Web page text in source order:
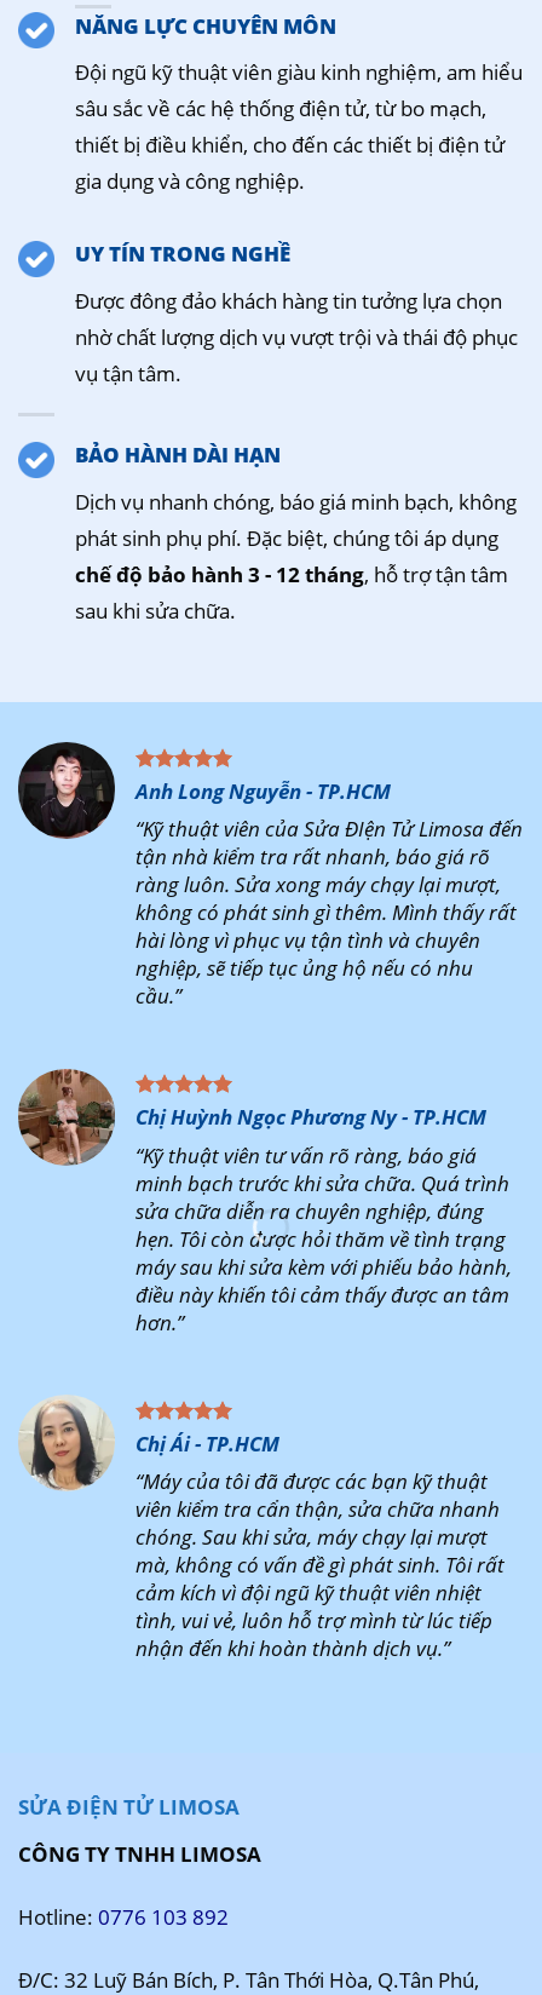
NĂNG LỰC CHUYÊN MÔN
Đội ngũ kỹ thuật viên giàu kinh nghiệm, am hiểu
sâu sắc về các hệ thống điện tử, từ bo mạch,
thiết bị điều khiển, cho đến các thiết bị điện tử
gia dụng và công nghiệp.
UY TÍN TRONG NGHỀ
Được đông đảo khách hàng tin tưởng lựa chọn
nhờ chất lượng dịch vụ vượt trội và thái độ phục
vụ tận tâm.
BẢO HÀNH DÀI HẠN
Dịch vụ nhanh chóng, báo giá minh bạch, không
phát sinh phụ phí. Đặc biệt, chúng tôi áp dụng
chế độ bảo hành 3 - 12 tháng, hỗ trợ tận tâm
sau khi sửa chữa.
Anh Long Nguyễn - TP.HCM
“Kỹ thuật viên của Sửa ĐIện Tử Limosa đến
tận nhà kiểm tra rất nhanh, báo giá rõ
ràng luôn. Sửa xong máy chạy lại mượt,
không có phát sinh gì thêm. Mình thấy rất
hài lòng vì phục vụ tận tình và chuyên
nghiệp, sẽ tiếp tục ủng hộ nếu có nhu
cầu.”
Chị Huỳnh Ngọc Phương Ny - TP.HCM
“Kỹ thuật viên tư vấn rõ ràng, báo giá
minh bạch trước khi sửa chữa. Quá trình
sửa chữa diễn ra chuyên nghiệp, đúng
hẹn. Tôi còn được hỏi thăm về tình trạng
máy sau khi sửa kèm với phiếu bảo hành,
điều này khiến tôi cảm thấy được an tâm
hơn.”
Chị Ái - TP.HCM
“Máy của tôi đã được các bạn kỹ thuật
viên kiểm tra cẩn thận, sửa chữa nhanh
chóng. Sau khi sửa, máy chạy lại mượt
mà, không có vấn đề gì phát sinh. Tôi rất
cảm kích vì đội ngũ kỹ thuật viên nhiệt
tình, vui vẻ, luôn hỗ trợ mình từ lúc tiếp
nhận đến khi hoàn thành dịch vụ.”
SỬA ĐIỆN TỬ LIMOSA
CÔNG TY TNHH LIMOSA
Hotline: 0776 103 892
Đ/C: 32 Luỹ Bán Bích, P. Tân Thới Hòa, Q.Tân Phú,